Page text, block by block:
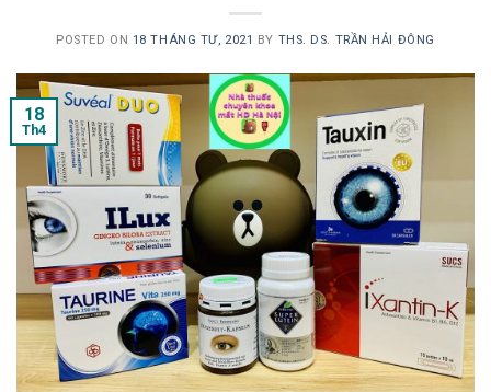
POSTED ON 18 THÁNG TƯ, 2021 BY THS. DS. TRẦN HẢI ĐÔNG
18
Th4